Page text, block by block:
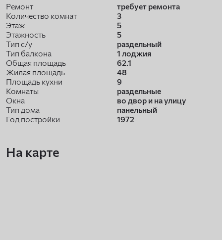
Ремонт
требует ремонта
Количество комнат
3
Этаж
5
Этажность
5
Тип с/у
раздельный
Тип балкона
1 лоджия
Общая площадь
62.1
Жилая площадь
48
Площадь кухни
9
Комнаты
раздельные
Окна
во двор и на улицу
Тип дома
панельный
Год постройки
1972
На карте